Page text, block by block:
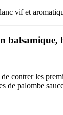
vif et
balsamique,
contrer les
de palombe